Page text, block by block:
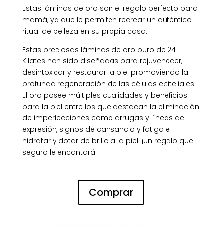
Estas láminas de oro son el regalo perfecto para
mamá, ya que le permiten recrear un auténtico
ritual de belleza en su propia casa.
Estas preciosas láminas de oro puro de 24
Kilates han sido diseñadas para rejuvenecer,
desintoxicar y restaurar la piel promoviendo la
profunda regeneración de las células epiteliales.
El oro posee múltiples cualidades y beneficios
para la piel entre los que destacan la eliminación
de imperfecciones como arrugas y líneas de
expresión, signos de cansancio y fatiga e
hidratar y dotar de brillo a la piel. ¡Un regalo que
seguro le encantará!
Comprar